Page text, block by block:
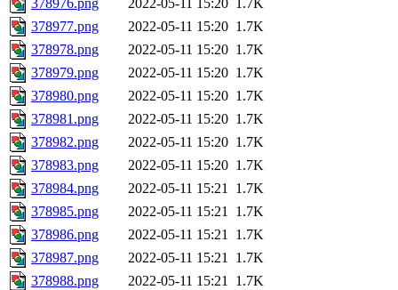
378976.png
2022-05-11 15:20 1.7K
378977.png
2022-05-11 15:20 1.7K
378978.png
2022-05-11 15:20 1.7K
378979.png
2022-05-11 15:20 1.7K
378980.png
2022-05-11 15:20 1.7K
378981.png
2022-05-11 15:20 1.7K
378982.png
2022-05-11 15:20 1.7K
378983.png
2022-05-11 15:20 1.7K
378984.png
2022-05-11 15:21 1.7K
378985.png
2022-05-11 15:21 1.7K
378986.png
2022-05-11 15:21 1.7K
378987.png
2022-05-11 15:21 1.7K
378988.png
2022-05-11 15:21 1.7K